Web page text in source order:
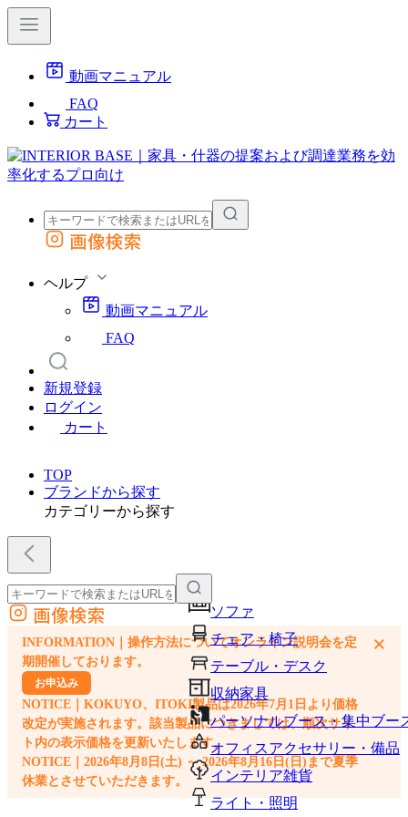
動画マニュアル
FAQ
カート
外部サイトの商品をカートに追加
画像検索
ヘルプ
動画マニュアル
FAQ
新規登録
ログイン
カート
TOP
ブランドから探す
カテゴリーから探す
ソファ
チェア・椅子
テーブル・デスク
収納家具
パーソナルブース・集中ブー
オフィスアクセサリー・備品
インテリア雑貨
ライト・照明
外部サイトの商品をカートに追加
他のサイトで見つけた商品ページのURLを貼り付けて、カートに追加できます
画像検索
INFORMATION｜操作方法についてオンライン説明会を定
期開催しております。
お申込み
NOTICE｜KOKUYO、ITOKI製品は2026年7月1日より価格
改定が実施されます。該当製品につきましては、順次サイ
ト内の表示価格を更新いたします。
NOTICE｜2026年8月8日(土) ～ 2026年8月16日(日)まで夏季
休業とさせていただきます。
×